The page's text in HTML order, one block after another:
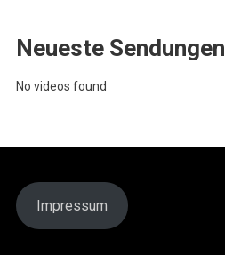
Neueste Sendungen
No videos found
Impressum